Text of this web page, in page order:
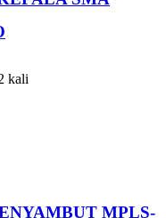
kali
MPLS-